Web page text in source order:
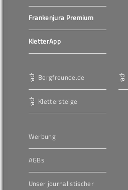
Frankenjura Premium
KletterApp
Bergfreunde.de
Klettersteige
Werbung
AGBs
Unser journalistischer